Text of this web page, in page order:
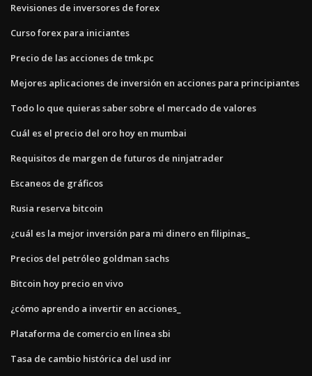
Revisiones de inversores de forex
Curso forex para iniciantes
Precio de las acciones de tmk.pc
Mejores aplicaciones de inversión en acciones para principiantes
Todo lo que quieras saber sobre el mercado de valores
Cuál es el precio del oro hoy en mumbai
Requisitos de margen de futuros de ninjatrader
Escaneos de gráficos
Rusia reserva bitcoin
¿cuál es la mejor inversión para mi dinero en filipinas_
Precios del petróleo goldman sachs
Bitcoin hoy precio en vivo
¿cómo aprendo a invertir en acciones_
Plataforma de comercio en línea sbi
Tasa de cambio histórica del usd inr